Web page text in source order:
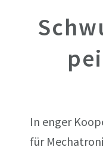
In enger
für